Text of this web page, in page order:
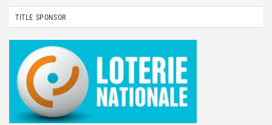
TITLE SPONSOR